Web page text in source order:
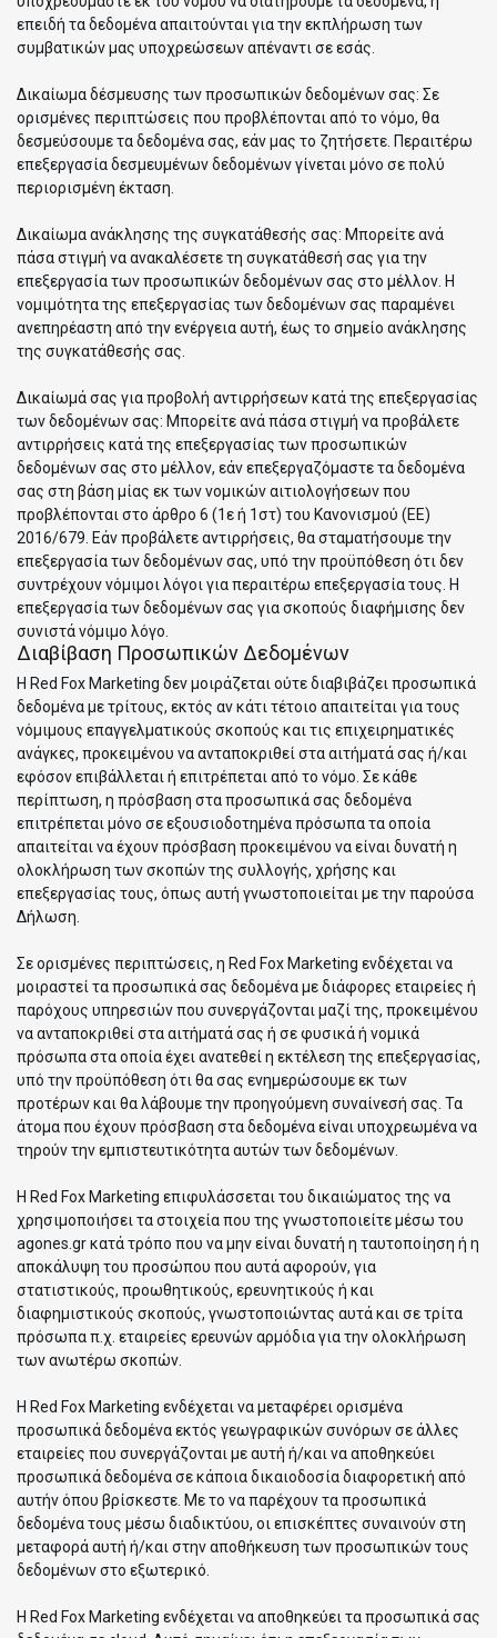
επειδή τα δεδομένα απαιτούνται για την εκπλήρωση των
συμβατικών μας υποχρεώσεων απέναντι σε εσάς.
Δικαίωμα δέσμευσης των προσωπικών δεδομένων σας: Σε
ορισμένες περιπτώσεις που προβλέπονται από το νόμο, θα
δεσμεύσουμε τα δεδομένα σας, εάν μας το ζητήσετε. Περαιτέρω
επεξεργασία δεσμευμένων δεδομένων γίνεται μόνο σε πολύ
περιορισμένη έκταση.
Δικαίωμα ανάκλησης της συγκατάθεσής σας: Μπορείτε ανά
πάσα στιγμή να ανακαλέσετε τη συγκατάθεσή σας για την
επεξεργασία των προσωπικών δεδομένων σας στο μέλλον. Η
νομιμότητα της επεξεργασίας των δεδομένων σας παραμένει
ανεπηρέαστη από την ενέργεια αυτή, έως το σημείο ανάκλησης
της συγκατάθεσής σας.
Δικαίωμά σας για προβολή αντιρρήσεων κατά της επεξεργασίας
των δεδομένων σας: Μπορείτε ανά πάσα στιγμή να προβάλετε
αντιρρήσεις κατά της επεξεργασίας των προσωπικών
δεδομένων σας στο μέλλον, εάν επεξεργαζόμαστε τα δεδομένα
σας στη βάση μίας εκ των νομικών αιτιολογήσεων που
προβλέπονται στο άρθρο 6 (1ε ή 1στ) του Κανονισμού (ΕΕ)
2016/679. Εάν προβάλετε αντιρρήσεις, θα σταματήσουμε την
επεξεργασία των δεδομένων σας, υπό την προϋπόθεση ότι δεν
συντρέχουν νόμιμοι λόγοι για περαιτέρω επεξεργασία τους. Η
επεξεργασία των δεδομένων σας για σκοπούς διαφήμισης δεν
συνιστά νόμιμο λόγο.
Διαβίβαση Προσωπικών Δεδομένων
Η Red Fox Marketing δεν μοιράζεται ούτε διαβιβάζει προσωπικά
δεδομένα με τρίτους, εκτός αν κάτι τέτοιο απαιτείται για τους
νόμιμους επαγγελματικούς σκοπούς και τις επιχειρηματικές
ανάγκες, προκειμένου να ανταποκριθεί στα αιτήματά σας ή/και
εφόσον επιβάλλεται ή επιτρέπεται από το νόμο. Σε κάθε
περίπτωση, η πρόσβαση στα προσωπικά σας δεδομένα
επιτρέπεται μόνο σε εξουσιοδοτημένα πρόσωπα τα οποία
απαιτείται να έχουν πρόσβαση προκειμένου να είναι δυνατή η
ολοκλήρωση των σκοπών της συλλογής, χρήσης και
επεξεργασίας τους, όπως αυτή γνωστοποιείται με την παρούσα
Δήλωση.
Σε ορισμένες περιπτώσεις, η Red Fox Marketing ενδέχεται να
μοιραστεί τα προσωπικά σας δεδομένα με διάφορες εταιρείες ή
παρόχους υπηρεσιών που συνεργάζονται μαζί της, προκειμένου
να ανταποκριθεί στα αιτήματά σας ή σε φυσικά ή νομικά
πρόσωπα στα οποία έχει ανατεθεί η εκτέλεση της επεξεργασίας,
υπό την προϋπόθεση ότι θα σας ενημερώσουμε εκ των
προτέρων και θα λάβουμε την προηγούμενη συναίνεσή σας. Τα
άτομα που έχουν πρόσβαση στα δεδομένα είναι υποχρεωμένα να
τηρούν την εμπιστευτικότητα αυτών των δεδομένων.
Η Red Fox Marketing επιφυλάσσεται του δικαιώματος της να
χρησιμοποιήσει τα στοιχεία που της γνωστοποιείτε μέσω του
agones.gr κατά τρόπο που να μην είναι δυνατή η ταυτοποίηση ή η
αποκάλυψη του προσώπου που αυτά αφορούν, για
στατιστικούς, προωθητικούς, ερευνητικούς ή και
διαφημιστικούς σκοπούς, γνωστοποιώντας αυτά και σε τρίτα
πρόσωπα π.χ. εταιρείες ερευνών αρμόδια για την ολοκλήρωση
των ανωτέρω σκοπών.
Η Red Fox Marketing ενδέχεται να μεταφέρει ορισμένα
προσωπικά δεδομένα εκτός γεωγραφικών συνόρων σε άλλες
εταιρείες που συνεργάζονται με αυτή ή/και να αποθηκεύει
προσωπικά δεδομένα σε κάποια δικαιοδοσία διαφορετική από
αυτήν όπου βρίσκεστε. Με το να παρέχουν τα προσωπικά
δεδομένα τους μέσω διαδικτύου, οι επισκέπτες συναινούν στη
μεταφορά αυτή ή/και στην αποθήκευση των προσωπικών τους
δεδομένων στο εξωτερικό.
Η Red Fox Marketing ενδέχεται να αποθηκεύει τα προσωπικά σας